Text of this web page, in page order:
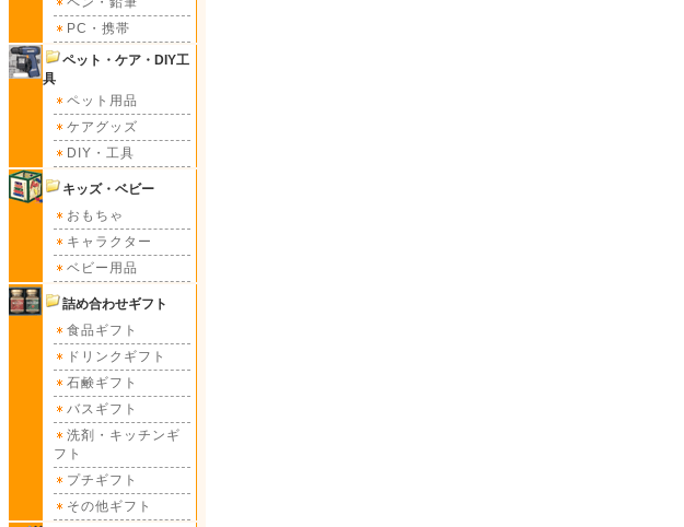
PC・携帯
ペット・ケア・DIY工
具
ペット用品
ケアグッズ
DIY・工具
キッズ・ベビー
おもちゃ
キャラクター
ベビー用品
詰め合わせギフト
食品ギフト
ドリンクギフト
石鹸ギフト
バスギフト
洗剤・キッチンギ
フト
プチギフト
その他ギフト